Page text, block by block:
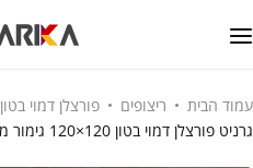
עמוד הבית ריצופים
פורצלן דמוי בטון
גרניט פורצלן דמוי בטון 120×120 גימור מט – תוצרת איטליה